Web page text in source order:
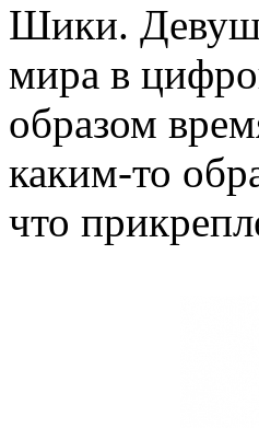
Шики.
мира в
образом
каким-то
что